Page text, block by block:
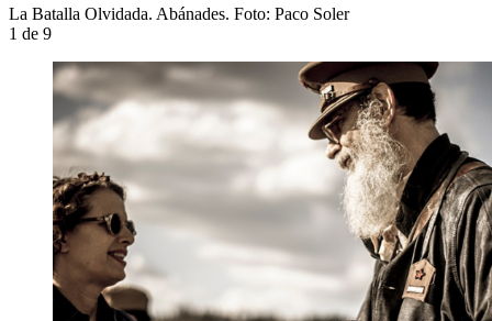
La Batalla Olvidada. Abánades. Foto: Paco Soler
1 de 9